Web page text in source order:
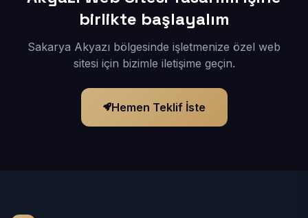
birlikte başlayalım
Sakarya Akyazı bölgesinde işletmenize özel web
sitesi için bizimle iletişime geçin.
Hemen Teklif İste